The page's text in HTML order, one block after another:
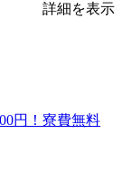
詳細を表示